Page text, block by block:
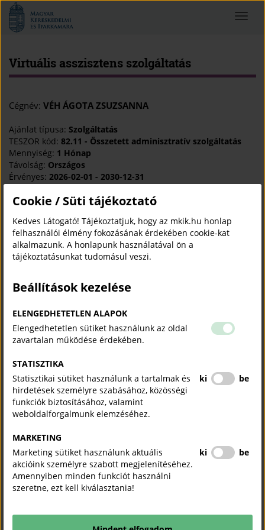
Magyar
Kereskedelmi
és
Toggle
Virtuális asszisztens szolgáltatás
Cégnév: VÉH ÁGOTA ZSUZSANNA
Ajánlat típusa: Szolgáltatás
TESZOR kód: 82.11 - Összetett adminisztratív szolgáltatás
Mennyiség: 1 Hónap
Távolság: Országos
Érvényes: 2026-02-01 - 2030-12-31
Kapcsolattartó adatok
Véh Ágota
vehagota@gmail.com
+36302674330
https://relaxzona.hu/(open
in
window)
Kis- és középvállalkozások számára nyújtok
marketing fókuszú támogatással. Olyan vállalkozóknak segítek,
akiknek a napi operatív feladatok már túl sok időt és energiát
visznek el a valódi üzletépítés elől.
Szolgáltatásaim többek között:
pénzügyi asszisztencia (számlázás, bevételek–kiadások
nyomon követése, riportok, cash-flow táblák, könyvelői
anyagok előkészítése)
adminisztratív támogatás (e-mail kezelés, adatkezelés,
dokumentumok rendszerezése, nyilvántartások,
marketing és online támogatás (hírlevél rendszerek
kezelése, feliratkozók és automatizmusok,
tartalomfeltöltés, alap SEO-támogatás)
A közös munka eredményeként a működés
kiszámíthatóbbá válik, csökken az adminisztratív és pénzügyi
bevételt termel.
Cookie / Süti tájékoztató
Kedves Látogató! Tájékoztatjuk, hogy az mkik.hu honlap
felhasználói élmény fokozásának érdekében cookie-kat
alkalmazunk. A honlapunk használatával ön a
tájékoztatásunkat tudomásul veszi.
Beállítások kezelése
ELENGEDHETETLEN ALAPOK
Elengedhetetlen sütiket használunk az oldal
zavartalan működése érdekében.
STATISZTIKA
Statisztikai sütiket használunk a tartalmak és
hirdetések személyre szabásához, közösségi
funkciók biztosításához, valamint
weboldalforgalmunk elemzéséhez.
ki be
MARKETING
Marketing sütiket használunk aktuális
akcióink személyre szabott megjelenítéséhez.
Amennyiben minden funkciót használni
szeretne, ezt kell kiválasztania!
ki be